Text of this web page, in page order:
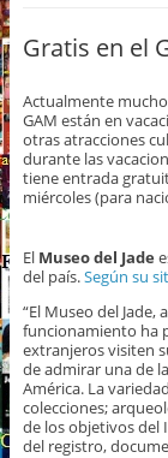
Gratis en el
Actualmente
GAM están en
otras atracciones
durante las
tiene entrada
miércoles (para
El Museo del Jade
del país.Según su
“El Museo del
funcionamiento ha
extranjeros visiten
de admirar una de
América. La
colecciones;
de los objetivos del
del registro,